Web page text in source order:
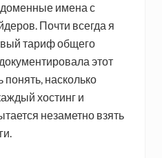
доменные имена с
Почти всегда я
тариф общего
этот
насколько
хостинг и
незаметно взять